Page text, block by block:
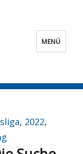
MENÜ
, 2022,